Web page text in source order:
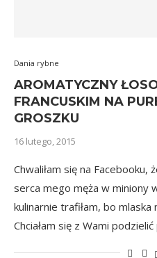
Dania rybne
AROMATYCZNY
FRANCUSKIM NA
GROSZKU
16 lutego, 2015
Chwaliłam się na Facebooku,
serca mego męża w miniony
kulinarnie trafiłam, bo
Chciałam się z Wami